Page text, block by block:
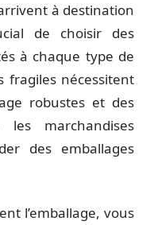
à destination
de choisir des
à chaque type de
fragiles nécessitent
robustes et des
marchandises
des emballages
l’emballage, vous